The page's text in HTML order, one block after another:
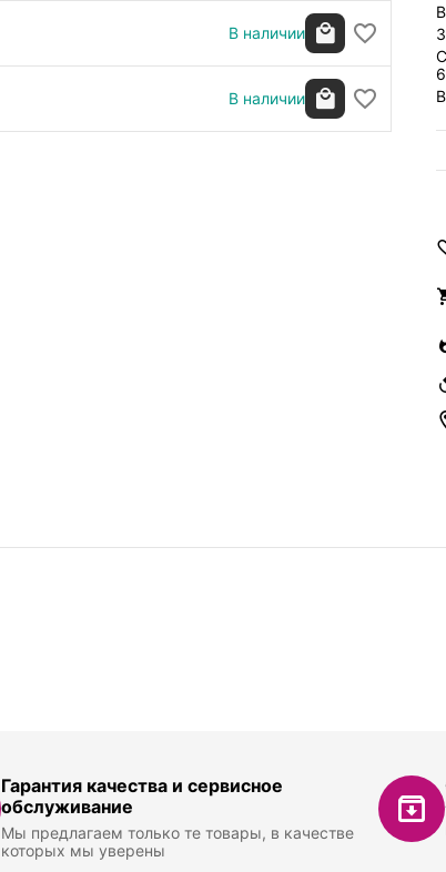
В наличии
В наличии
Гарантия качества и сервисное
обслуживание
Мы предлагаем только те товары, в качестве
которых мы уверены